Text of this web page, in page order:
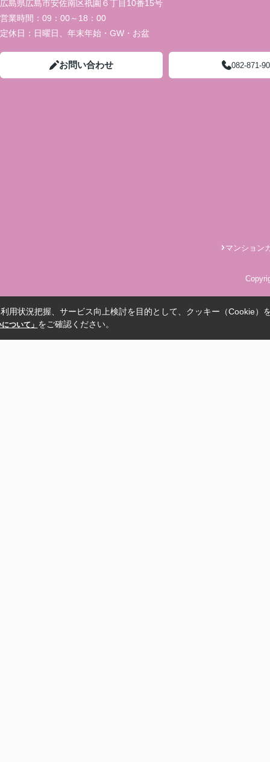
広島県広島市安佐南区祇園６丁目10番15号
営業時間： 09：00～18：00
定休日： 日曜日、年末年始・GW・お盆
お問い合わせ 082-871-
マンション
用状況把握、サービス向上検討を目的として、クッキー（Cookie）
ついて」 をご確認ください。